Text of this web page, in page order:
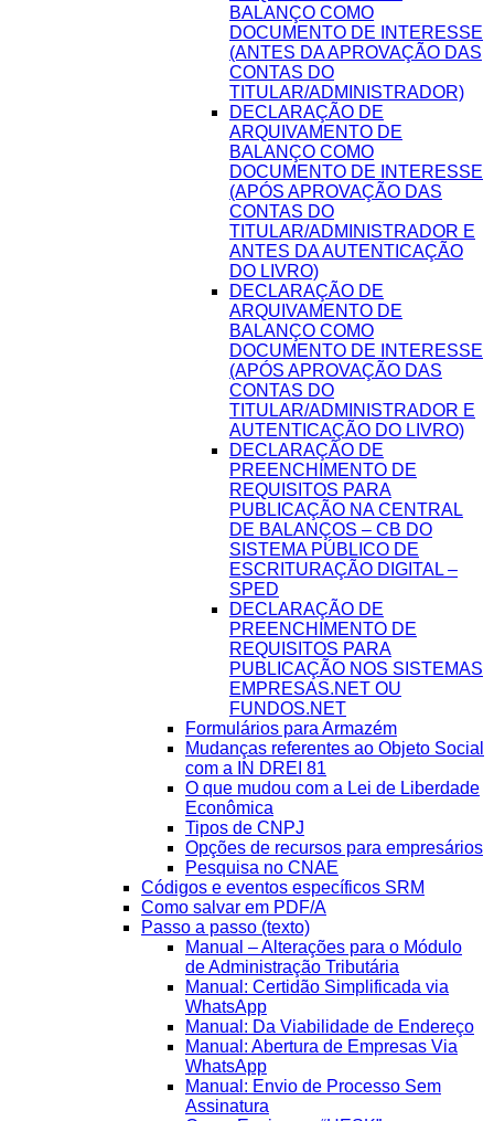
BALANÇO COMO
DOCUMENTO DE INTERESSE
(ANTES DA APROVAÇÃO DAS
CONTAS DO
TITULAR/ADMINISTRADOR)
DECLARAÇÃO DE
ARQUIVAMENTO DE
BALANÇO COMO
DOCUMENTO DE INTERESSE
(APÓS APROVAÇÃO DAS
CONTAS DO
TITULAR/ADMINISTRADOR E
ANTES DA AUTENTICAÇÃO
DO LIVRO)
DECLARAÇÃO DE
ARQUIVAMENTO DE
BALANÇO COMO
DOCUMENTO DE INTERESSE
(APÓS APROVAÇÃO DAS
CONTAS DO
TITULAR/ADMINISTRADOR E
AUTENTICAÇÃO DO LIVRO)
DECLARAÇÃO DE
PREENCHIMENTO DE
REQUISITOS PARA
PUBLICAÇÃO NA CENTRAL
DE BALANÇOS – CB DO
SISTEMA PÚBLICO DE
ESCRITURAÇÃO DIGITAL –
SPED
DECLARAÇÃO DE
PREENCHIMENTO DE
REQUISITOS PARA
PUBLICAÇÃO NOS SISTEMAS
EMPRESAS.NET OU
FUNDOS.NET
Formulários para Armazém
Mudanças referentes ao Objeto Social
com a IN DREI 81
O que mudou com a Lei de Liberdade
Econômica
Tipos de CNPJ
Opções de recursos para empresários
Pesquisa no CNAE
Códigos e eventos específicos SRM
Como salvar em PDF/A
Passo a passo (texto)
Manual – Alterações para o Módulo
de Administração Tributária
Manual: Certidão Simplificada via
WhatsApp
Manual: Da Viabilidade de Endereço
Manual: Abertura de Empresas Via
WhatsApp
Manual: Envio de Processo Sem
Assinatura